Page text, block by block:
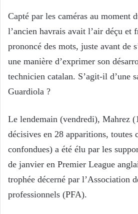
Capté par les caméras au moment
l’ancien havrais avait l’air déçu et
prononcé des mots, juste avant de
une manière d’exprimer son
technicien catalan. S’agit-il d’une
Guardiola ?
Le lendemain (vendredi), Mahrez
décisives en 28 apparitions, toutes
confondues) a été élu par les
de janvier en Premier League
trophée décerné par l’Association
professionnels (PFA).